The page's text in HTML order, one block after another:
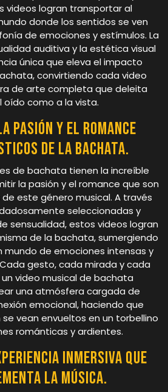
videos logran transportar al
donde los sentidos se ven
de emociones y estímulos. La
auditiva y la estética visual
única que eleva el impacto
convirtiendo cada video
de arte completa que deleita
oído como a la vista.
pasión y el romance
de la bachata.
de bachata tienen la increíble
la pasión y el romance que son
este género musical. A través
seleccionadas y
sensualidad, estos videos logran
de la bachata, sumergiendo
mundo de emociones intensas y
gesto, cada mirada y cada
video musical de bachata
una atmósfera cargada de
emocional, haciendo que
vean envueltos en un torbellino
románticas y ardientes.
inmersiva que
la música.